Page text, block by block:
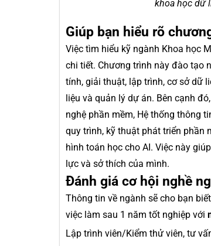
khoa học dữ
Giúp bạn hiểu rõ
Việc tìm hiểu kỹ ngành Khoa học
chi tiết. Chương trình này đào tạo
tính, giải thuật, lập trình, cơ sở dữ
liệu và quản lý dự án. Bên cạnh
nghệ phần mềm, Hệ thống thông
quy trình, kỹ thuật phát triển phần
hình toán học cho AI. Việc này
lực và sở thích của mình.
Đánh giá cơ hội nghề
Thông tin về ngành sẽ cho bạn biết
việc làm sau 1 năm tốt nghiệp với
Lập trình viên/Kiểm thử viên, tư